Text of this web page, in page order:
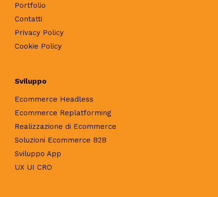
Portfolio
Contatti
Privacy Policy
Cookie Policy
Sviluppo
Ecommerce Headless
Ecommerce Replatforming
Realizzazione di Ecommerce
Soluzioni Ecommerce B2B
Sviluppo App
UX UI CRO